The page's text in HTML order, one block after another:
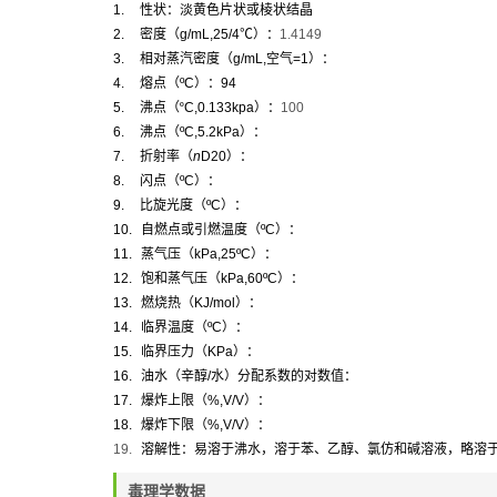
1. 性状： 淡黄色片状或棱状结晶
2.
密度（g/mL,25/4℃）： 1.4149
3.
相对蒸汽密度（g/mL, 空气=1 ）：
4.
熔点（ºC）： 94
5.
沸点（ºC,0.133kpa）： 100
6.
沸点（ºC,5.2kPa）：
7.
折射率 （nD20）：
8.
闪点（ºC）：
9.
比旋光度 （ºC）：
10.
自燃点或引燃温度（ºC）：
11.
蒸气压（kPa,25ºC）：
12.
饱和蒸气压（kPa,60ºC）：
13.
燃烧热（KJ/mol）：
14.
临界温度（ºC）：
15.
临界压力（KPa）：
16.
油水（辛醇/水）分配系数的对数值：
17.
爆炸上限（%,V/V）：
18.
爆炸下限（%,V/V）：
19.
溶解性： 易溶于沸水，溶于苯、乙醇、氯仿和碱溶液，略溶
毒理学数据